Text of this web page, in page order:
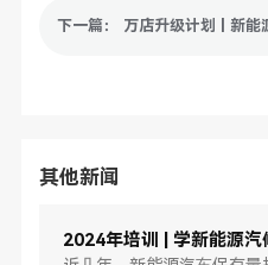
其他新闻
2024年培训 | 学新能源汽